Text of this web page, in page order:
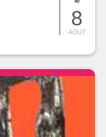
8
AOUT